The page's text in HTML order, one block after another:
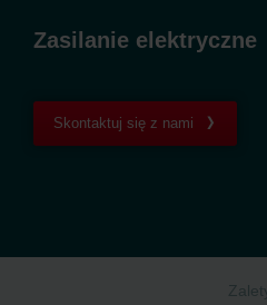
Zasilanie elektryczne
Skontaktuj się z nami
Zalety